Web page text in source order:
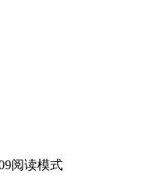
阅读模式